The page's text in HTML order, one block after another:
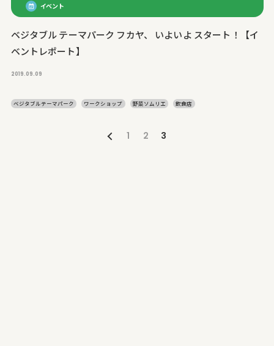
イベント
ベジタブル テーマパーク フカヤ、 いよいよ スタート！【イ
ベントレポート】
2019.09.09
ベジタブルテーマパーク ワークショップ 野菜ソムリエ 飲食店
1 2 3